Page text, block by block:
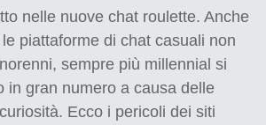
nelle nuove chat roulette. Anche
piattaforme di chat casuali non
sempre più millennial si
in gran numero a causa delle
Ecco i pericoli dei siti